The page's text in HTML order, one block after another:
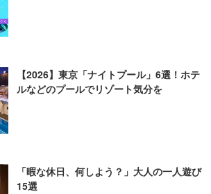
【2026】東京「ナイトプール」6選！ホテ
ルなどのプールでリゾート気分を
「暇な休日、何しよう？」大人の一人遊び
15選